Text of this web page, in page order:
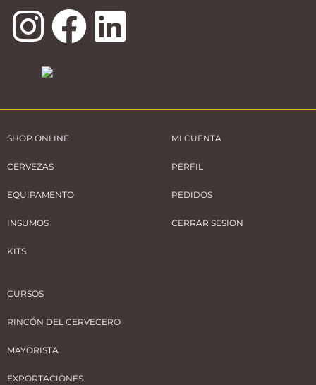
SHOP ONLINE
CERVEZAS
EQUIPAMENTO
INSUMOS
KITS
MI CUENTA
PERFIL
PEDIDOS
CERRAR SESION
CURSOS
RINCÓN DEL CERVECERO
MAYORISTA
EXPORTACIONES